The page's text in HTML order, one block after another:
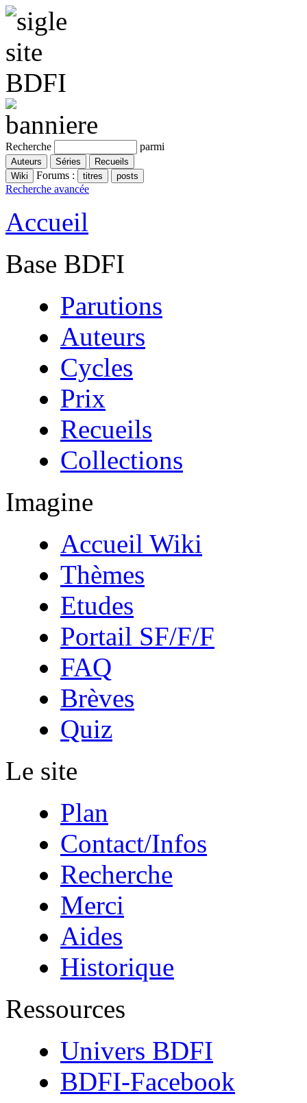
Recherche parmi
Forums :
Recherche avancée
Accueil
Base BDFI
Parutions
Auteurs
Cycles
Prix
Recueils
Collections
Imagine
Accueil Wiki
Thèmes
Etudes
Portail SF/F/F
FAQ
Brèves
Quiz
Le site
Plan
Contact/Infos
Recherche
Merci
Aides
Historique
Ressources
Univers BDFI
BDFI-Facebook